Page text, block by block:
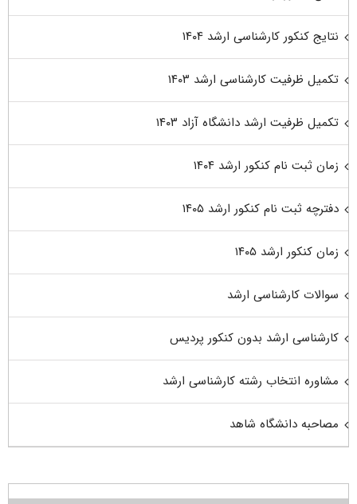
نتایج کنکور کارشناسی ارشد ۱۴۰۴
تکمیل ظرفیت کارشناسی ارشد ۱۴۰۳
تکمیل ظرفیت ارشد دانشگاه آزاد ۱۴۰۳
زمان ثبت نام کنکور ارشد ۱۴۰۴
دفترچه ثبت نام کنکور ارشد ۱۴۰۵
زمان کنکور ارشد ۱۴۰۵
سوالات کارشناسی ارشد
کارشناسی ارشد بدون کنکور پردیس
مشاوره انتخاب رشته کارشناسی ارشد
مصاحبه دانشگاه شاهد